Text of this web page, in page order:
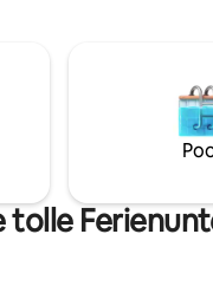
in einer
tolle